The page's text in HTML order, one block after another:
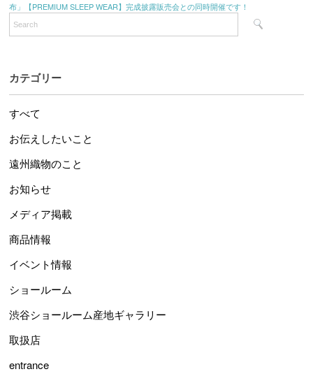
布」【PREMIUM SLEEP WEAR】完成披露販売会との同時開催です！
カテゴリー
すべて
お伝えしたいこと
遠州織物のこと
お知らせ
メディア掲載
商品情報
イベント情報
ショールーム
渋谷ショールーム産地ギャラリー
取扱店
entrance